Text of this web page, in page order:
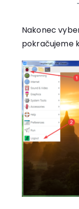
Nakonec
pokračujeme